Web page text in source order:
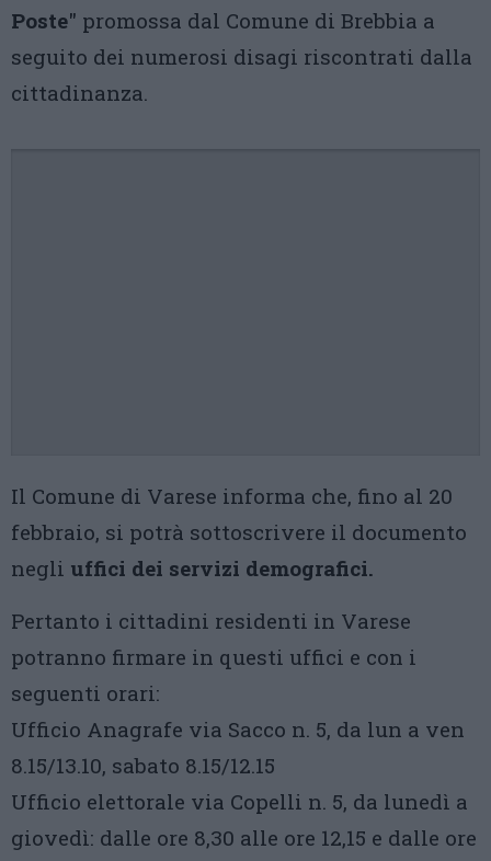
Poste" promossa dal Comune di Brebbia a
seguito dei numerosi disagi riscontrati dalla
cittadinanza.
Il Comune di Varese informa che, fino al 20
febbraio, si potrà sottoscrivere il documento
negli uffici dei servizi demografici.
Pertanto i cittadini residenti in Varese
potranno firmare in questi uffici e con i
seguenti orari:
Ufficio Anagrafe via Sacco n. 5, da lun a ven
8.15/13.10, sabato 8.15/12.15
Ufficio elettorale via Copelli n. 5, da lunedì a
giovedì: dalle ore 8,30 alle ore 12,15 e dalle ore